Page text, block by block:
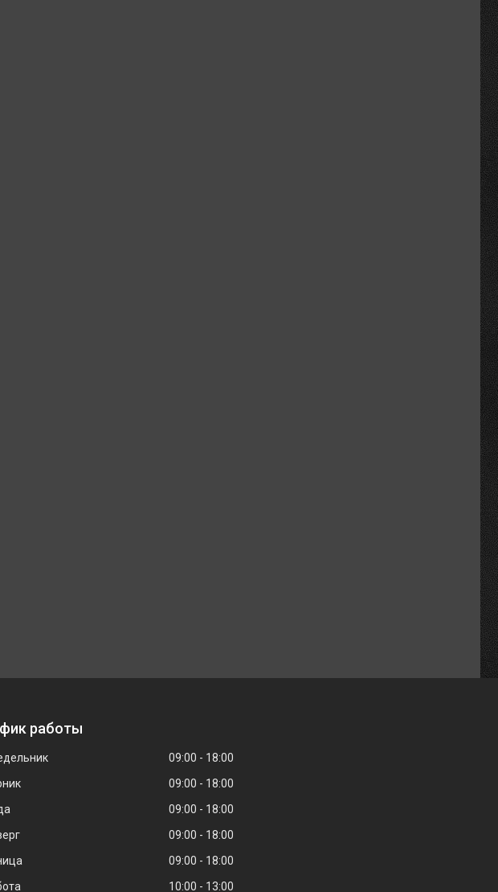
работы
09:00
18:00
09:00
18:00
09:00
18:00
09:00
18:00
09:00
18:00
10:00 13:00